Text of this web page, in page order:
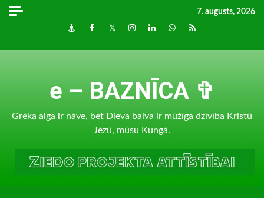
Skip
7. augusts, 2026
DraugiemFacebook
TwitterInstagram
LinkedInwhatsapp
RSS
e – BAZNĪCA ✞
Grēka alga ir nāve, bet Dieva balva ir mūžīga dzīvība Kristū
Jēzū, mūsu Kungā.